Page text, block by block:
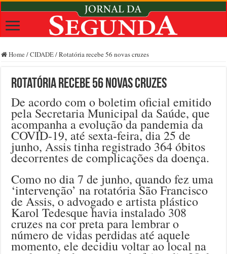
Home /CIDADE/Rotatória recebe 56 novas cruzes
Rotatória recebe 56 novas cruzes
De acordo com o boletim oficial emitido
pela Secretaria Municipal da Saúde, que
acompanha a evolução da pandemia da
COVID-19, até sexta-feira, dia 25 de
junho, Assis tinha registrado 364 óbitos
decorrentes de complicações da doença.
Como no dia 7 de junho, quando fez uma
‘intervenção’ na rotatória São Francisco
de Assis, o advogado e artista plástico
Karol Tedesque havia instalado 308
cruzes na cor preta para lembrar o
número de vidas perdidas até aquele
momento, ele decidiu voltar ao local na